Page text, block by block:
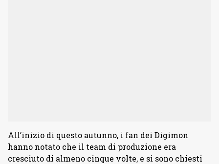
All’inizio di questo autunno, i fan dei Digimon
hanno notato che il team di produzione era
cresciuto di almeno cinque volte, e si sono chiesti